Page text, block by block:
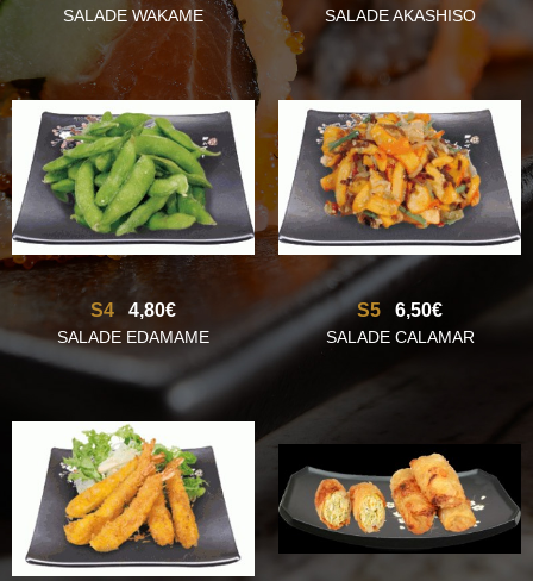
SALADE WAKAME SALADE AKASHISO
S4 4,80€
SALADE EDAMAME
S5 6,50€
SALADE CALAMAR